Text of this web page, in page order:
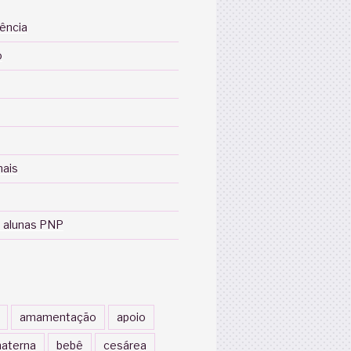
PNP
amamentação apoio
bebê cesárea